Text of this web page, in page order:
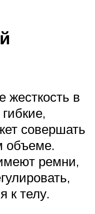
жесткость в
совершать
объеме.
ремни,
к телу.